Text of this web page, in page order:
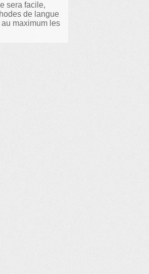
sera facile,
de langue
maximum les